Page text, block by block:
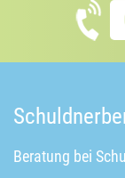
Beratung bei